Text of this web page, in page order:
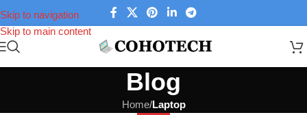
Skip to navigation
Skip to main content
Blog
Home/Laptop